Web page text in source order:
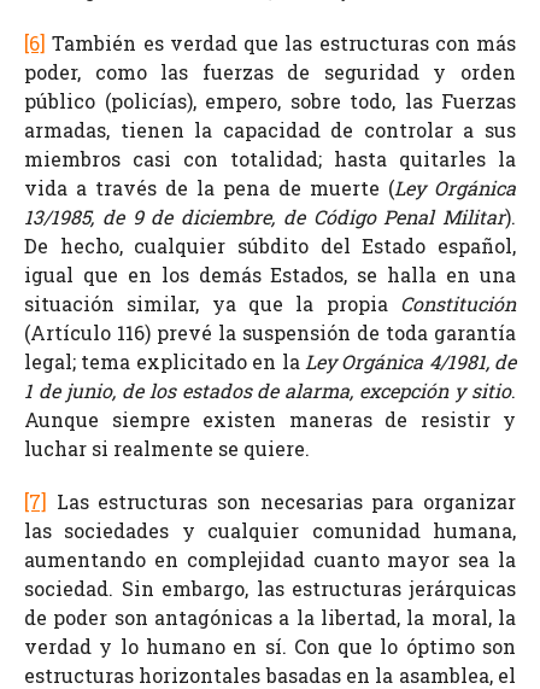
[6] También es verdad que las estructuras con más
poder, como las fuerzas de seguridad y orden
público (policías), empero, sobre todo, las Fuerzas
armadas, tienen la capacidad de controlar a sus
miembros casi con totalidad; hasta quitarles la
vida a través de la pena de muerte (Ley Orgánica
13/1985, de 9 de diciembre, de Código Penal Militar).
De hecho, cualquier súbdito del Estado español,
igual que en los demás Estados, se halla en una
situación similar, ya que la propia Constitución
(Artículo 116) prevé la suspensión de toda garantía
legal; tema explicitado en la Ley Orgánica 4/1981, de
1 de junio, de los estados de alarma, excepción y sitio.
Aunque siempre existen maneras de resistir y
luchar si realmente se quiere.
[7] Las estructuras son necesarias para organizar
las sociedades y cualquier comunidad humana,
aumentando en complejidad cuanto mayor sea la
sociedad. Sin embargo, las estructuras jerárquicas
de poder son antagónicas a la libertad, la moral, la
verdad y lo humano en sí. Con que lo óptimo son
estructuras horizontales basadas en la asamblea, el